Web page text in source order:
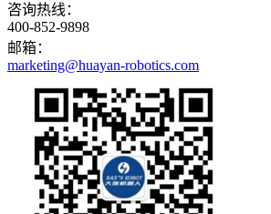
咨询热线：
400-852-9898
邮箱：
marketing@huayan-robotics.com